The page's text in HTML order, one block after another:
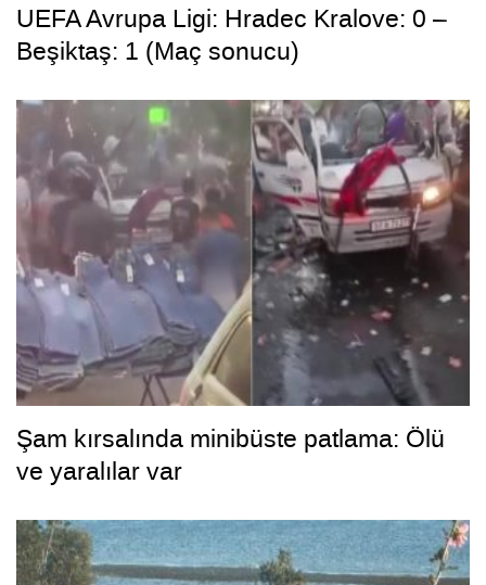
UEFA Avrupa Ligi: Hradec Kralove: 0 –
Beşiktaş: 1 (Maç sonucu)
Şam kırsalında minibüste patlama: Ölü
ve yaralılar var